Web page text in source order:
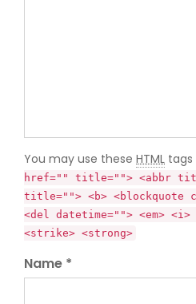
You may use these HTML tags
href="" title=""> <abbr
title=""> <b> <blockquote
<del datetime=""> <em>
<strike> <strong>
Name *